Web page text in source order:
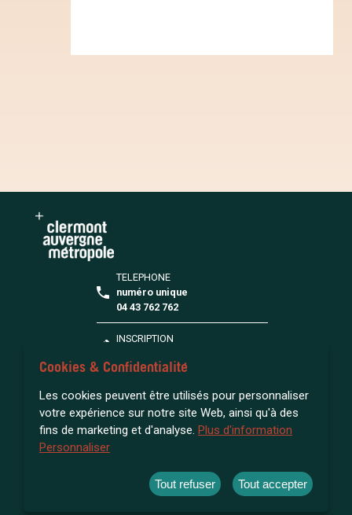
TELEPHONE
numéro unique
04 43 762 762
INSCRIPTION
Toutes vos questions
ACCESSIBILITÉ : NON CONFORME
GESTION DES COOKIES
Cookies & Confidentialité
Les cookies peuvent être utilisés pour personnaliser
votre expérience sur notre site Web, ainsi qu'à des
fins de marketing et d'analyse. Plus d'information
Personnaliser
Tout refuser Tout accepter